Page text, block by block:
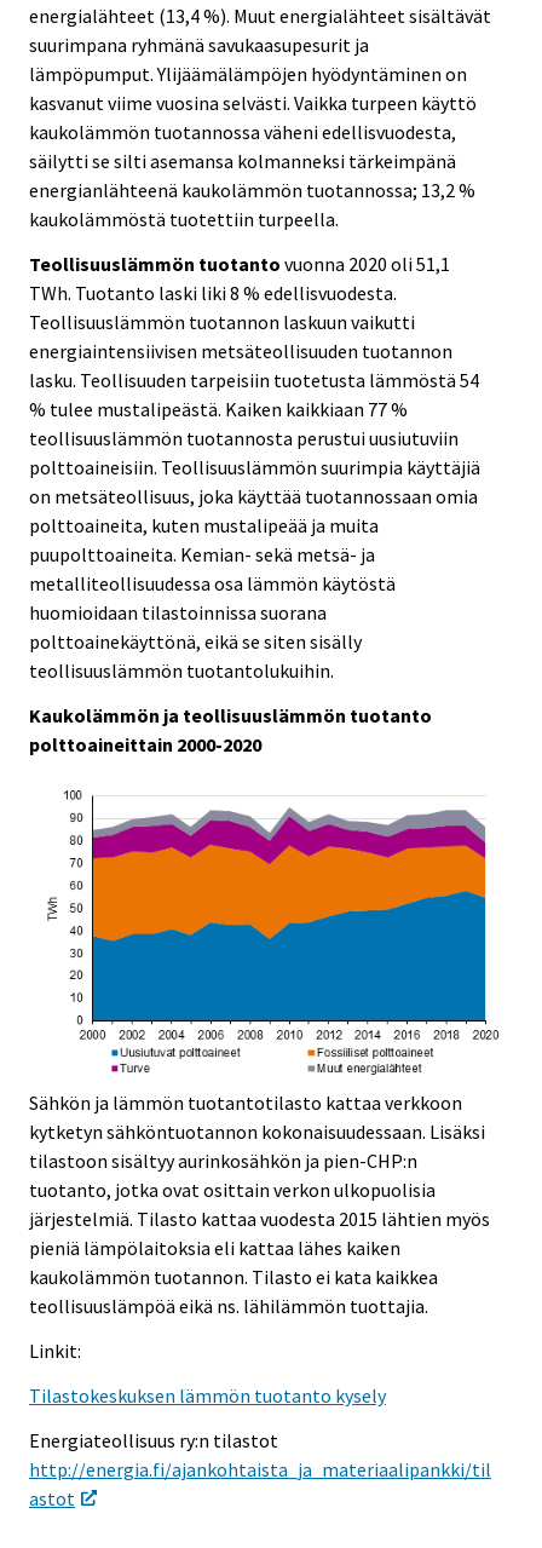
energialähteet (13,4 %). Muut energialähteet sisältävät
suurimpana ryhmänä savukaasupesurit ja
lämpöpumput. Ylijäämälämpöjen hyödyntäminen on
kasvanut viime vuosina selvästi. Vaikka turpeen käyttö
kaukolämmön tuotannossa väheni edellisvuodesta,
säilytti se silti asemansa kolmanneksi tärkeimpänä
energianlähteenä kaukolämmön tuotannossa; 13,2 %
kaukolämmöstä tuotettiin turpeella.
Teollisuuslämmön tuotanto vuonna 2020 oli 51,1
TWh. Tuotanto laski liki 8 % edellisvuodesta.
Teollisuuslämmön tuotannon laskuun vaikutti
energiaintensiivisen metsäteollisuuden tuotannon
lasku. Teollisuuden tarpeisiin tuotetusta lämmöstä 54
% tulee mustalipeästä. Kaiken kaikkiaan 77 %
teollisuuslämmön tuotannosta perustui uusiutuviin
polttoaineisiin. Teollisuuslämmön suurimpia käyttäjiä
on metsäteollisuus, joka käyttää tuotannossaan omia
polttoaineita, kuten mustalipeää ja muita
puupolttoaineita. Kemian- sekä metsä- ja
metalliteollisuudessa osa lämmön käytöstä
huomioidaan tilastoinnissa suorana
polttoainekäyttönä, eikä se siten sisälly
teollisuuslämmön tuotantolukuihin.
Kaukolämmön ja teollisuuslämmön tuotanto
polttoaineittain 2000-2020
Sähkön ja lämmön tuotantotilasto kattaa verkkoon
kytketyn sähköntuotannon kokonaisuudessaan. Lisäksi
tilastoon sisältyy aurinkosähkön ja pien-CHP:n
tuotanto, jotka ovat osittain verkon ulkopuolisia
järjestelmiä. Tilasto kattaa vuodesta 2015 lähtien myös
pieniä lämpölaitoksia eli kattaa lähes kaiken
kaukolämmön tuotannon. Tilasto ei kata kaikkea
teollisuuslämpöä eikä ns. lähilämmön tuottajia.
Linkit:
Tilastokeskuksen lämmön tuotanto kysely
Energiateollisuus ry:n tilastot
http://energia.fi/ajankohtaista_ja_materiaalipankki/til
astot